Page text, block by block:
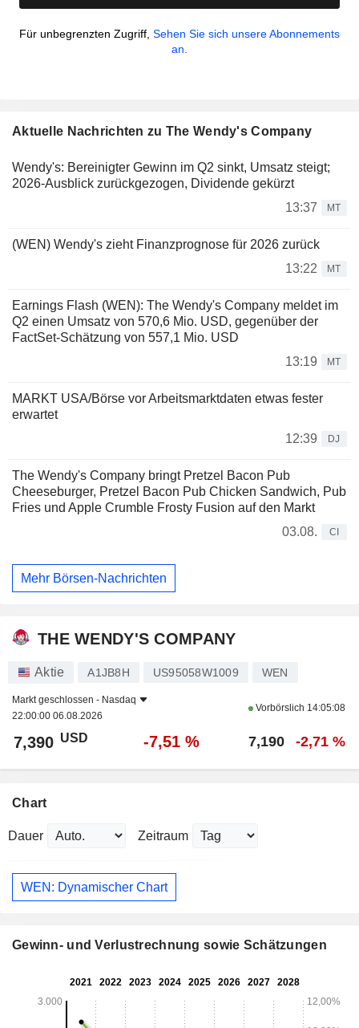
Für unbegrenzten Zugriff, Sehen Sie sich unsere Abonnements
an.
Aktuelle Nachrichten zu The Wendy's Company
Wendy's: Bereinigter Gewinn im Q2 sinkt, Umsatz steigt;
2026-Ausblick zurückgezogen, Dividende gekürzt
13:37
MT
(WEN) Wendy's zieht Finanzprognose für 2026 zurück
13:22
MT
Earnings Flash (WEN): The Wendy's Company meldet im
Q2 einen Umsatz von 570,6 Mio. USD, gegenüber der
FactSet-Schätzung von 557,1 Mio. USD
13:19
MT
MARKT USA/Börse vor Arbeitsmarktdaten etwas fester
erwartet
12:39
DJ
The Wendy's Company bringt Pretzel Bacon Pub
Cheeseburger, Pretzel Bacon Pub Chicken Sandwich, Pub
Fries und Apple Crumble Frosty Fusion auf den Markt
03.08.
CI
Mehr Börsen-Nachrichten
THE WENDY'S COMPANY
Aktie A1JB8H US95058W1009 WEN
Markt geschlossen - Nasdaq
22:00:00 06.08.2026
Vorbörslich 14:05:08
7,390 USD -7,51 % 7,190 -2,71 %
Chart
Dauer Zeitraum
WEN: Dynamischer Chart
Gewinn- und Verlustrechnung sowie Schätzungen